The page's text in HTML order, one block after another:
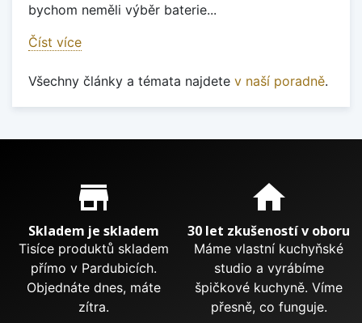
bychom neměli výběr baterie...
Číst více
Všechny články a témata najdete v naší poradně.
Proč nakupovat u nás?
store_mall_directory
Skladem je skladem
Tisíce produktů skladem
přímo v Pardubicích.
Objednáte dnes, máte
zítra.
home
30 let zkušeností v oboru
Máme vlastní kuchyňské
studio a vyrábíme
špičkové kuchyně. Víme
přesně, co funguje.